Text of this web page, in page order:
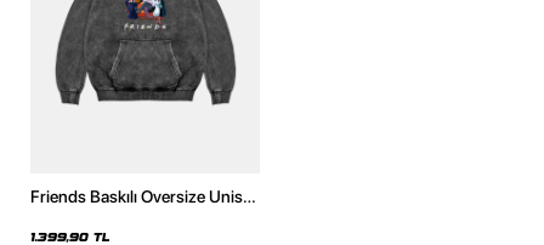
Friends Baskılı Oversize Unisex
1.399,90 TL